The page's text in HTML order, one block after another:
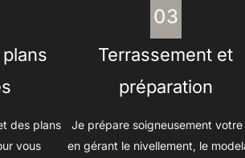
des plans
vous
03
Terrassement et
préparation
Je prépare soigneusement votre
en gérant le nivellement, le